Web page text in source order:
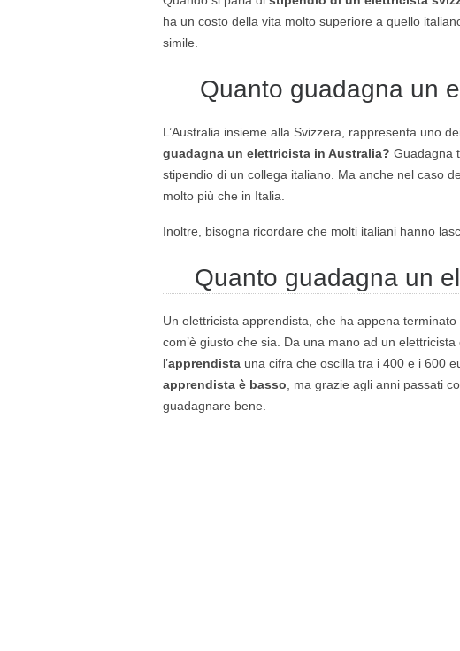
ha un costo della vita molto superiore a quello
simile.
Quanto guadagna un
L’Australia insieme alla Svizzera, rappresenta uno
guadagna un elettricista in Australia? Guadagna
stipendio di un collega italiano. Ma anche nel caso
molto più che in Italia.
Inoltre, bisogna ricordare che molti italiani hanno
Quanto guadagna un
Un elettricista apprendista, che ha appena
com’è giusto che sia. Da una mano ad un
l’apprendista una cifra che oscilla tra i 400 e i 600
apprendista è basso , ma grazie agli anni passati
guadagnare bene.